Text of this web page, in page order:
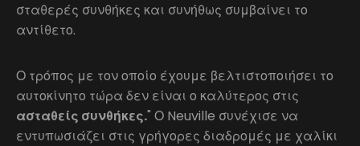
σταθερές συνθήκες και συνήθως συμβαίνει το
αντίθετο.
Ο τρόπος με τον οποίο έχουμε βελτιστοποιήσει το
αυτοκίνητο τώρα δεν είναι ο καλύτερος στις
ασταθείς συνθήκες." Ο Neuville συνέχισε να
εντυπωσιάζει στις γρήγορες διαδρομές με χαλίκι